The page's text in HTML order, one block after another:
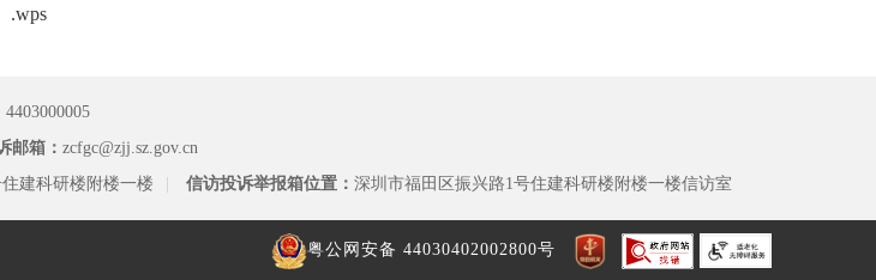
.wps
4403000005
邮箱： zcfgc@zjj.sz.gov.cn
建科研楼附楼一楼 信访投诉举报箱位置： 深圳市福田区振兴路1号住建科研楼附楼一楼信访室
粤公网安备 44030402002800号